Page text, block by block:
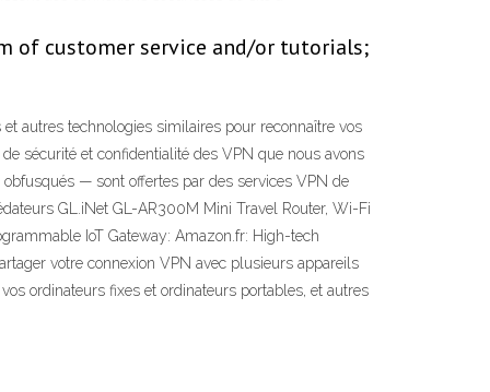
of customer service and/or tutorials;
autres technologies similaires pour reconnaître vos
sécurité et confidentialité des VPN que nous avons
— sont offertes par des services VPN de
GL.iNet GL-AR300M Mini Travel Router, Wi-Fi
IoT Gateway: Amazon.fr: High-tech
votre connexion VPN avec plusieurs appareils
ordinateurs fixes et ordinateurs portables, et autres